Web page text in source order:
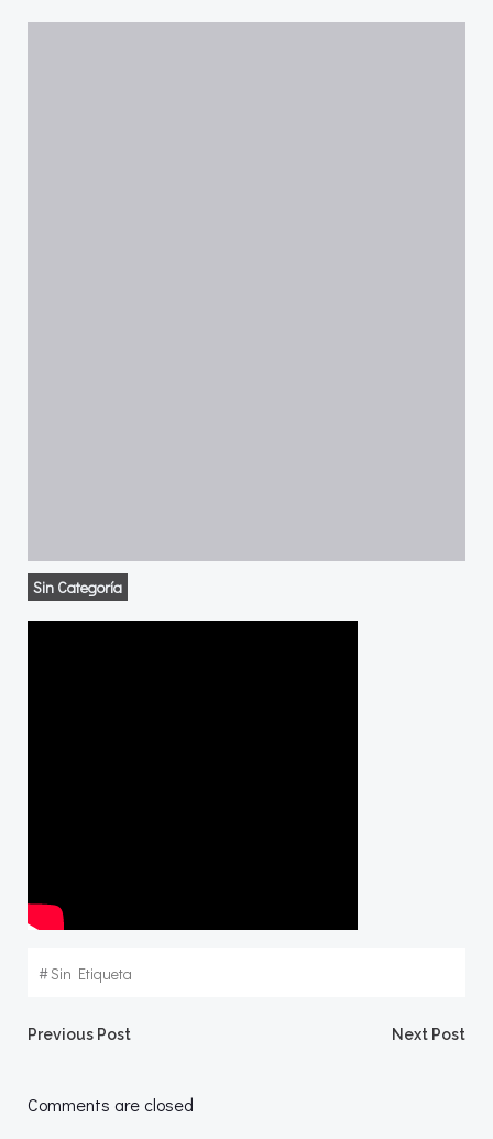
Sin Categoría
#Sin Etiqueta
Navegación
por
Previous Post Next Post
Comments are closed